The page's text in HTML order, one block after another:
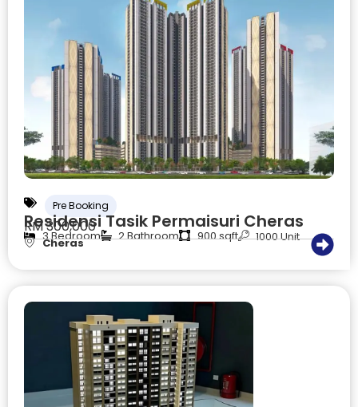
Pre Booking
Residensi Tasik Permaisuri Cheras
RM 300,000
3 Bedroom 2 Bathroom 900 sqft 1000 Unit
Cheras